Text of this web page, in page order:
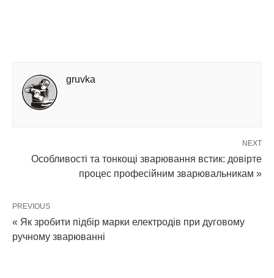
gruvka
NEXT
Особливості та тонкощі зварювання встик: довірте
процес професійним зварювальникам »
PREVIOUS
« Як зробити підбір марки електродів при дуговому
ручному зварюванні